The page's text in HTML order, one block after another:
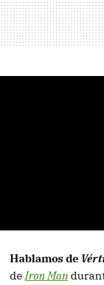
Hablamos de
deIron Man